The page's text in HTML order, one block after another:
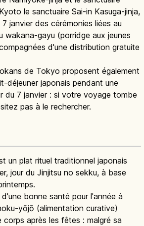
le sanctuaire Sai-in Kasuga-jinja,
janvier des cérémonies liées au
wakana-gayu (porridge aux jeunes
d'une distribution gratuite
de Tokyo proposent également
déjeuner japonais pendant une
du 7 janvier : si votre voyage tombe
pas à le rechercher.
un plat rituel traditionnel japonais
jour du Jinjitsu no sekku, à base
bonne santé pour l'année à
yōjō (alimentation curative)
corps après les fêtes : malgré sa